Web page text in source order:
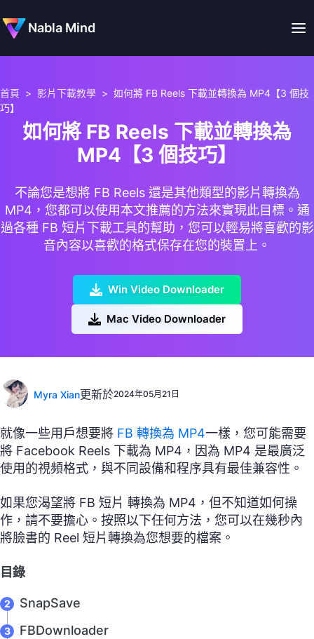
Nabla Mind
首頁 > 影片下載教學 > 如何將 FB Reels 下載並轉換為 MP4【3 個技
巧】
如何將 FB Reels 下載並轉換為
MP4【3 個技巧】
不論您是想將 FB Reels 還是其他類型的影片轉換為
MP4，您都可以使用本文推薦的方法來實現此目標。通
過各種 FB 短片下載工具的幫助，您可以輕易將喜歡的影
音內容以喜歡的格式保存在您的裝置上。
Win Video Downloader
Mac Video Downloader
Myra Xian更新於2024年05月21日
就像一些用戶想要將 FB 轉換為 MP4一樣，您可能需要
將 Facebook Reels 下載為 MP4，因為 MP4 是最廣泛
使用的視頻格式，與不同設備和程序具有最佳兼容性。
如果您渴望將 FB 短片 轉換為 MP4，但不知道如何操
作，請不要擔心。按照以下任何方法，您可以在幾秒內
將臉書的 Reel 短片轉換為您想要的檔案。
目錄
SnapSave
FBDownloader